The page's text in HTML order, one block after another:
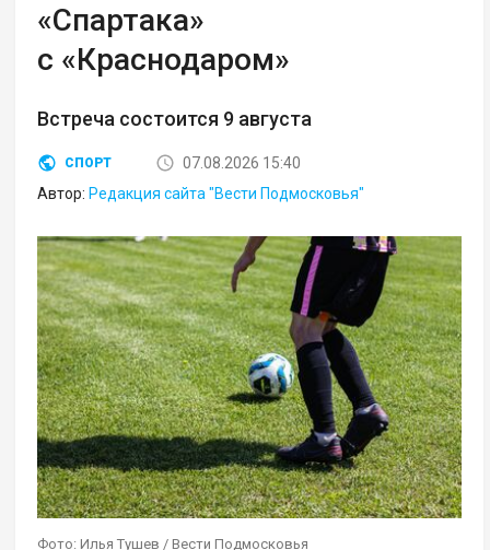
«Спартака»
с «Краснодаром»
Встреча состоится 9 августа
СПОРТ
07.08.2026 15:40
Автор: Редакция сайта "Вести Подмосковья"
Фото: Илья Тушев / Вести Подмосковья